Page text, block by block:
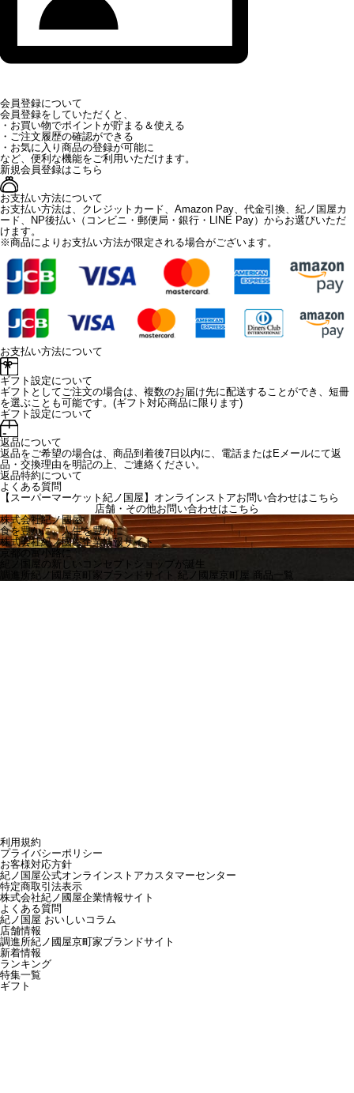
会員登録について
会員登録をしていただくと、
・お買い物でポイントが貯まる＆使える
・ご注文履歴の確認ができる
・お気に入り商品の登録が可能に
など、便利な機能をご利用いただけます。
新規会員登録はこちら
お支払い方法について
お支払い方法は、クレジットカード、Amazon Pay、代金引換、紀ノ国屋カ
ード、NP後払い（コンビニ・郵便局・銀行・LINE Pay）からお選びいただ
けます。
※商品によりお支払い方法が限定される場合がございます。
お支払い方法について
ギフト設定について
ギフトとしてご注文の場合は、複数のお届け先に配送することができ、短冊
を選ぶことも可能です。(ギフト対応商品に限ります)
ギフト設定について
返品について
返品をご希望の場合は、商品到着後7日以内に、電話またはEメールにて返
品・交換理由を明記の上、ご連絡ください。
返品特約について
よくある質問
【スーパーマーケット紀ノ国屋】オンラインストアお問い合わせはこちら
店舗・その他お問い合わせはこちら
株式会社紀ノ國屋
食を豊かに、人生を豊かに
株式会社紀ノ國屋企業情報サイト
京都の富小路に
紀ノ国屋の新しいコンセプトショップが誕生
調進所紀ノ國屋京町家ブランドサイト 紀ノ國屋京町屋 商品一覧
利用規約
プライバシーポリシー
お客様対応方針
紀ノ国屋公式オンラインストアカスタマーセンター
特定商取引法表示
株式会社紀ノ國屋企業情報サイト
よくある質問
紀ノ国屋 おいしいコラム
店舗情報
調進所紀ノ國屋京町家ブランドサイト
新着情報
ランキング
特集一覧
ギフト